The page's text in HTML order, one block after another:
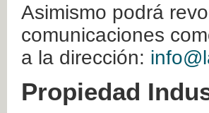
Asimismo podrá
comunicaciones
a la dirección:
Propiedad